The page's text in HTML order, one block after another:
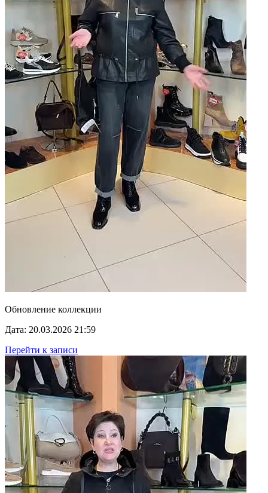
Обновление коллекции
Дата: 20.03.2026 21:59
Перейти к записи